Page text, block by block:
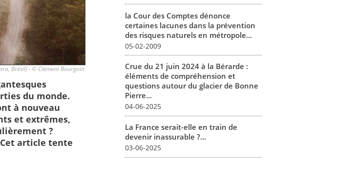
Brésil) - © Clément Bourgoin
du monde.
à nouveau
et extrêmes,
?
article tente
la Cour des Comptes dénonce
certaines lacunes dans la prévention
des risques naturels en métropole...
05-02-2009
Crue du 21 juin 2024 à la Bérarde :
éléments de compréhension et
questions autour du glacier de Bonne
Pierre...
04-06-2025
La France serait-elle en train de
devenir inassurable ?...
03-06-2025